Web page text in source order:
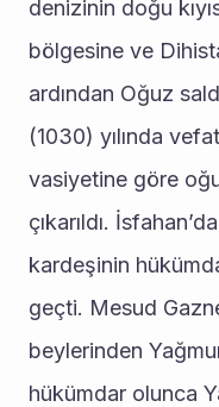
denizinin doğu
bölgesine ve
ardından Oğuz
(1030) yılında
vasiyetine göre
çıkarıldı.
kardeşinin
geçti. Mesud
beylerinden
hükümdar olunca